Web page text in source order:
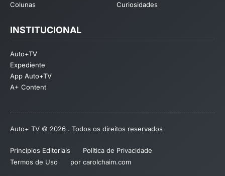
Colunas
Curiosidades
INSTITUCIONAL
Auto+TV
Expediente
App Auto+TV
A+ Content
Auto+ TV © 2026 . Todos os direitos reservados
Princípios Editoriais
Política de Privacidade
Termos de Uso
por carolchaim.com